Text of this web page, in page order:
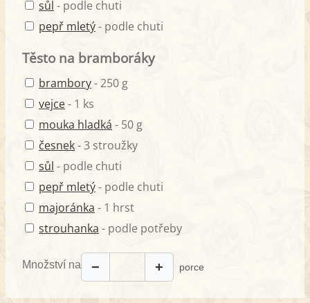
sůl - podle chuti
pepř mletý- podle chuti
Těsto na bramboráky
brambory- 250 g
vejce- 1 ks
mouka hladká - 50 g
česnek- 3 stroužky
sůl - podle chuti
pepř mletý- podle chuti
majoránka - 1 hrst
strouhanka - podle potřeby
Množství na − + porce